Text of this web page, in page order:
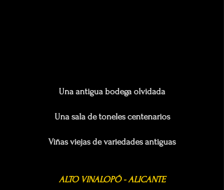
Una antigua bodega olvidada
Una sala de toneles centenarios
Viñas viejas de variedades antiguas
ALTO VINALOPÓ - ALICANTE